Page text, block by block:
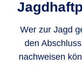
Wer zur Jagd
den
nachweisen